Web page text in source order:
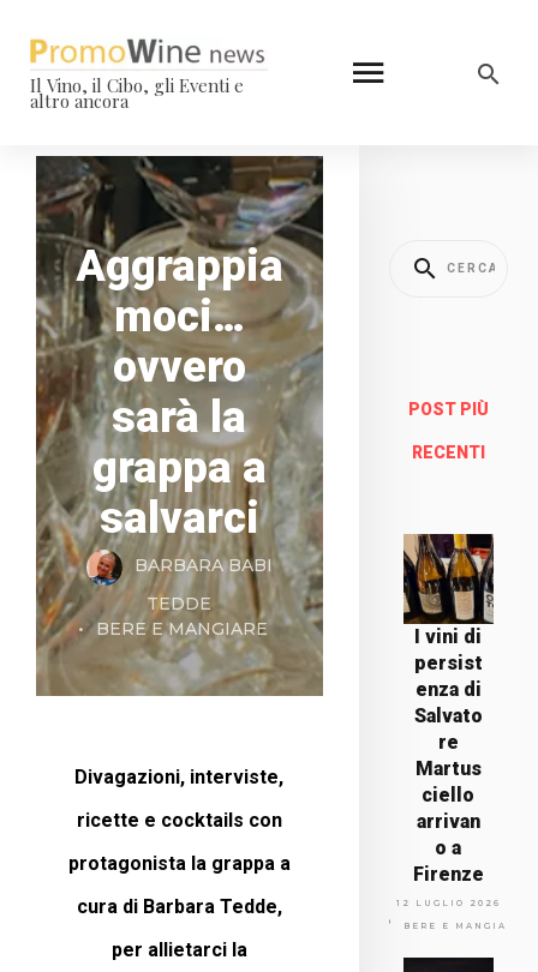
Il Vino, il Cibo, gli Eventi e
altro ancora
Aggrappia
moci…
ovvero
sarà la
grappa a
salvarci
BARBARA BABI
TEDDE
BERE E MANGIARE
Divagazioni, interviste,
ricette e cocktails con
protagonista la grappa a
cura di Barbara Tedde,
per allietarci la
POST PIÙ
RECENTI
I vini di
persist
enza di
Salvato
re
Martus
ciello
arrivan
o a
Firenze
12 LUGLIO 2026
BERE E MANGIARE